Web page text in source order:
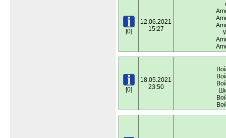
[0]
12.06.2021
15:27
[0]
18.05.2021
23:50